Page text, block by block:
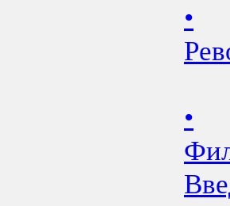
•
•